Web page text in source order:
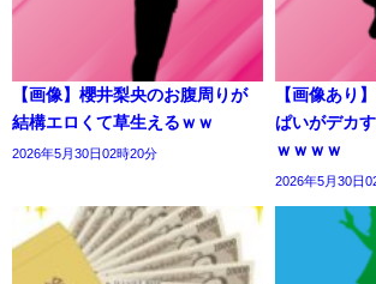
【画像】櫻井梨央のお腹周りが
結構エロくて草生えるｗｗ
2026年5月30日02時20分
【画像あり
ぱいがデカ
ｗｗｗｗ
2026年5月30日